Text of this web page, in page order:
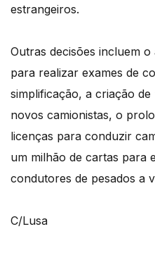
estrangeiros.
Outras decisões incluem
para realizar exames de
simplificação, a criação de
novos camionistas, o
licenças para conduzir
um milhão de cartas para
condutores de pesados a
C/Lusa